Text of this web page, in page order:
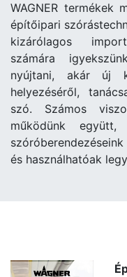
WAGNER termékek
építőipari
kizárólagos
számára
nyújtani, akár új
helyezéséről,
szó. Számos
működünk
és használhatóak